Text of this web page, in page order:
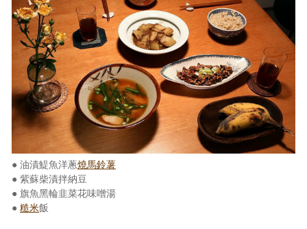
● 油漬鯷魚洋蔥燒馬鈴薯
● 紫蘇柴漬拌納豆
● 旗魚黑輪韭菜花味噌湯
● 糙米飯